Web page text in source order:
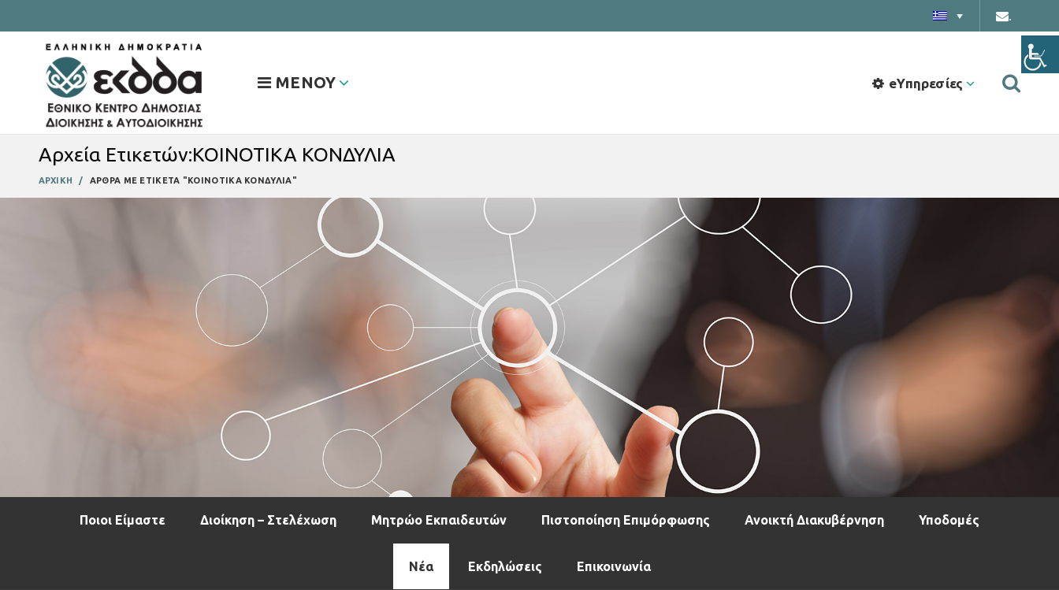
ΜΕΝΟΥ eΥπηρεσίες
Αρχεία Ετικετών:ΚΟΙΝΟΤΙΚΑ ΚΟΝΔΥΛΙΑ
ΑΡΧΙΚΗ ΑΡΘΡΑ ΜΕ ΕΤΙΚΕΤΑ "ΚΟΙΝΟΤΙΚΑ ΚΟΝΔΥΛΙΑ"
Ποιοι Είμαστε Διοίκηση – Στελέχωση Μητρώο Εκπαιδευτών Πιστοποίηση Επιμόρφωσης Ανοικτή Διακυβέρνηση Υποδομές
Νέα Εκδηλώσεις Επικοινωνία